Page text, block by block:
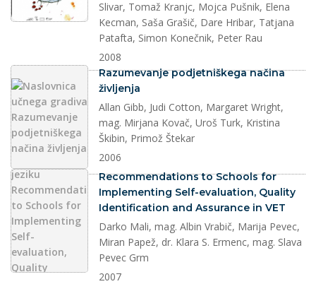
Slivar, Tomaž Kranjc, Mojca Pušnik, Elena
Kecman, Saša Grašič, Dare Hribar, Tatjana
Patafta, Simon Konečnik, Peter Rau
2008
dokument
Razumevanje podjetniškega načina
življenja
Allan Gibb, Judi Cotton, Margaret Wright,
mag. Mirjana Kovač, Uroš Turk, Kristina
Škibin, Primož Štekar
2006
dokument
Recommendations to Schools for
Implementing Self-evaluation, Quality
Identification and Assurance in VET
Darko Mali, mag. Albin Vrabič, Marija Pevec,
Miran Papež, dr. Klara S. Ermenc, mag. Slava
Pevec Grm
2007